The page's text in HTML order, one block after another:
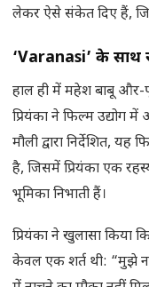
लेकर ऐसे संकेत दिए हैं,
‘Varanasi’ के साथ
हाल ही में महेश बाबू और-
प्रियंका ने फिल्म उद्योग
मौली द्वारा निर्देशित,
है, जिसमें प्रियंका एक
भूमिका निभाती हैं।
प्रियंका ने खुलासा किया
केवल एक शर्त थी: “मुझे